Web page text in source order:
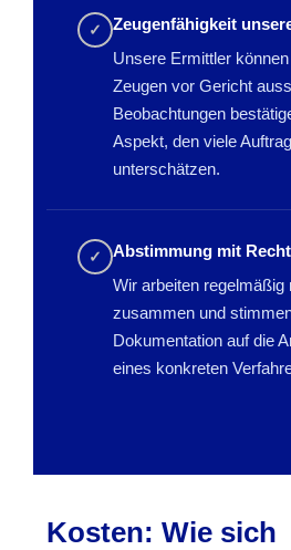
✓
Zeugenfähigkeit
Unsere Ermittler
Zeugen vor Gericht
Beobachtungen
Aspekt, den viele
unterschätzen.
✓
Abstimmung mit
Wir arbeiten regelmäßig
zusammen und
Dokumentation auf die
eines konkreten
Kosten: Wie sich